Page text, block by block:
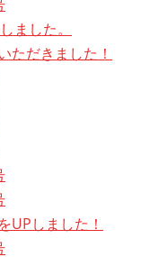
ました。
ただきました！
UPしました！